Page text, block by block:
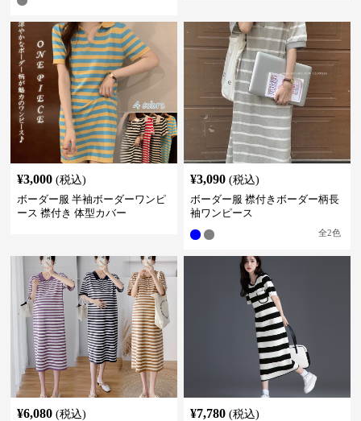
¥3,000 (税込)
ボーダー服 半袖ボーダーワンピ
ース 襟付き 体型カバー
¥3,090 (税込)
ボーダー服 襟付きボーダー柄長
袖ワンピース
全2色
¥6,080 (税込)
¥7,780 (税込)